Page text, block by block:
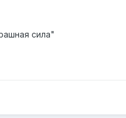
сила"